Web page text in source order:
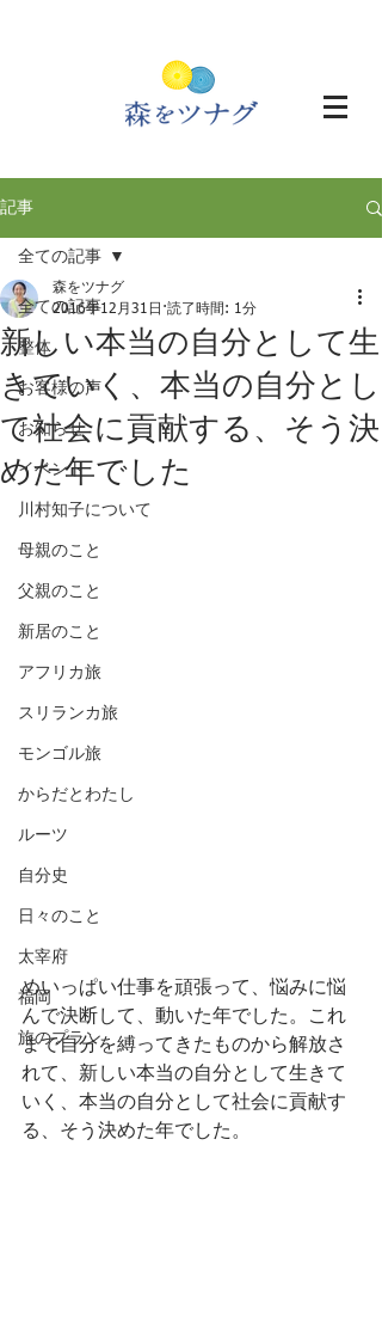
記事
全ての記事
整体
お客様の声
お知らせ
イベント
川村知子について
母親のこと
父親のこと
新居のこと
アフリカ旅
スリランカ旅
モンゴル旅
からだとわたし
ルーツ
自分史
日々のこと
太宰府
福岡
旅のプラン
全ての記事
新しい本当の自分として生
きていく、本当の自分とし
て社会に貢献する、そう決
めた年でした
森をツナグ
2016年12月31日 読了時間: 1分
めいっぱい仕事を頑張って、悩みに悩
んで決断して、動いた年でした。これ
まで自分を縛ってきたものから解放さ
れて、新しい本当の自分として生きて
いく、本当の自分として社会に貢献す
る、そう決めた年でした。